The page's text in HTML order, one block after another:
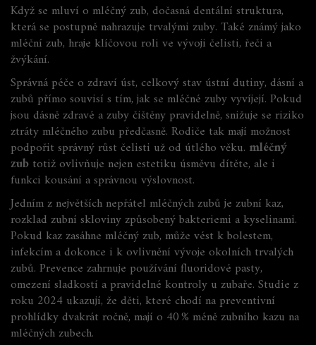
Když se mluví o mléčný zub, dočasná dentální struktura,
která se postupně nahrazuje trvalými zuby. Také známý jako
mléční zub, hraje klíčovou roli ve vývoji čelisti, řeči a
žvýkání.
Správná péče o zdraví úst, celkový stav ústní dutiny, dásní a
zubů přímo souvisí s tím, jak se mléčné zuby vyvíjejí. Pokud
jsou dásně zdravé a zuby čištěny pravidelně, snižuje se riziko
ztráty mléčného zubu předčasně. Rodiče tak mají možnost
podpořit správný růst čelisti už od útlého věku. mléčný
zub totiž ovlivňuje nejen estetiku úsměvu dítěte, ale i
funkci kousání a správnou výslovnost.
Jedním z největších nepřátel mléčných zubů je zubní kaz,
rozklad zubní skloviny způsobený bakteriemi a kyselinami.
Pokud kaz zasáhne mléčný zub, může vést k bolestem,
infekcím a dokonce i k ovlivnění vývoje okolních trvalých
zubů. Prevence zahrnuje používání fluoridové pasty,
omezení sladkostí a pravidelné kontroly u zubaře. Studie z
roku 2024 ukazují, že děti, které chodí na preventivní
prohlídky dvakrát ročně, mají o 40 % méně zubního kazu na
mléčných zubech.